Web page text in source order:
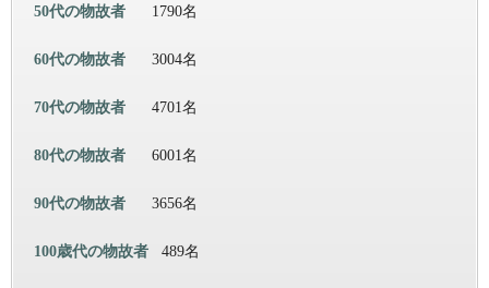
50代の物故者 1790名
60代の物故者 3004名
70代の物故者 4701名
80代の物故者 6001名
90代の物故者 3656名
100歳代の物故者 489名